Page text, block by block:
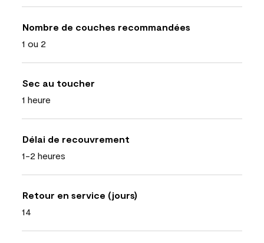
Nombre de couches recommandées
1 ou 2
Sec au toucher
1 heure
Délai de recouvrement
1-2 heures
Retour en service (jours)
14